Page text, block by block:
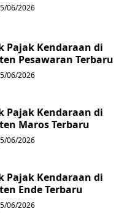
5/06/2026
Pajak Kendaraan di
Pesawaran Terbaru
5/06/2026
Pajak Kendaraan di
Maros Terbaru
5/06/2026
Pajak Kendaraan di
Ende Terbaru
5/06/2026